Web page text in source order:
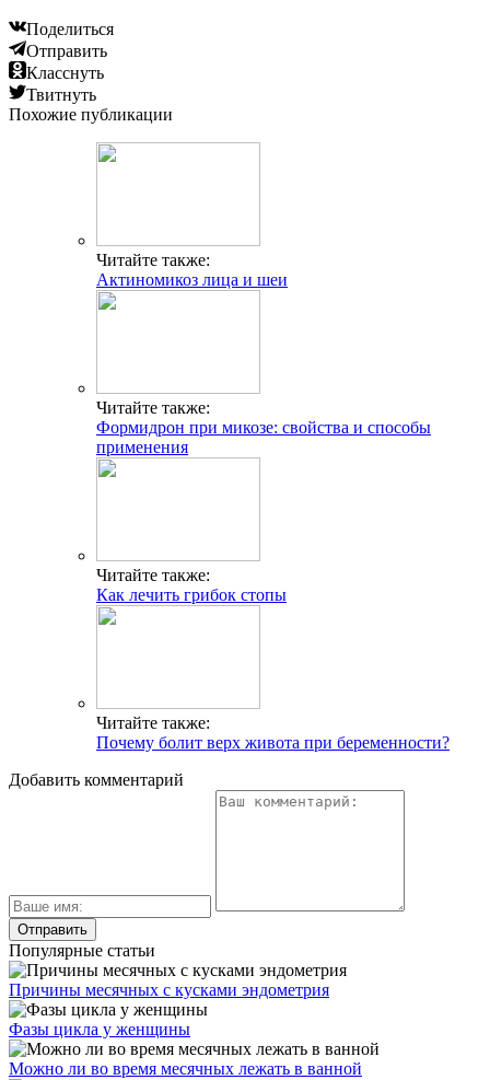
Поделиться
Отправить
Класснуть
Твитнуть
Похожие публикации
Читайте также:
Актиномикоз лица и шеи
Читайте также:
Формидрон при микозе: свойства и способы
применения
Читайте также:
Как лечить грибок стопы
Читайте также:
Почему болит верх живота при беременности?
Добавить комментарий
Популярные статьи
Причины месячных с кусками эндометрия
Фазы цикла у женщины
Можно ли во время месячных лежать в ванной